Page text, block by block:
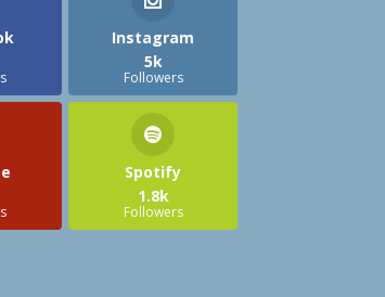
Instagram
5k
Followers
Spotify
1.8k
Followers